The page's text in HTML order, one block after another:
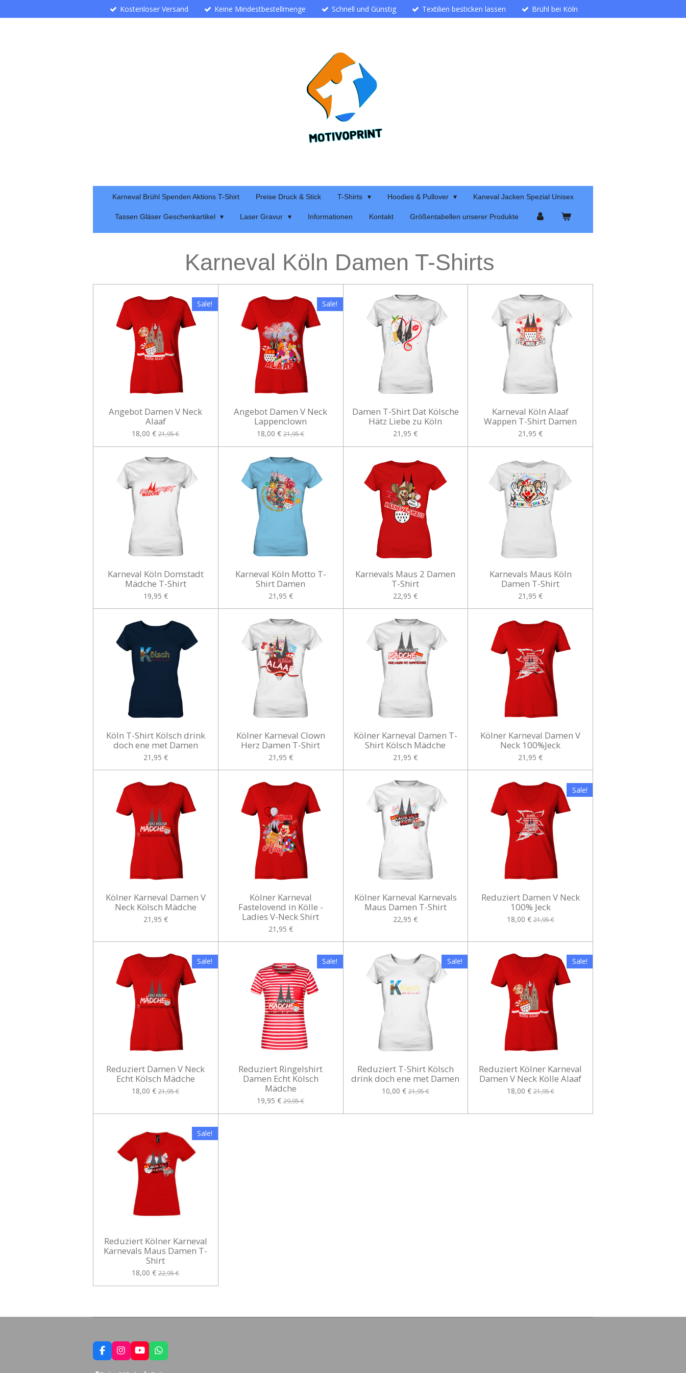
Hauptinhalt
Kostenloser Versand Keine Mindestbestellmenge Schnell und Günstig Textilien besticken lassen Brühl bei Köln
Karneval Brühl Spenden Aktions T-Shirt Preise Druck & Stick T-Shirts Hoodies & Pullover Kaneval Jacken Spezial Unisex
Tassen Gläser Geschenkartikel Laser Gravur Informationen Kontakt Größentabellen unserer Produkte
Karneval Köln Damen T-Shirts
Sale!
Angebot Damen V Neck
Alaaf
18,00 € 21,95 €
Sale!
Angebot Damen V Neck
Lappenclown
18,00 € 21,95 €
Damen T-Shirt Dat Kölsche
Hätz Liebe zu Köln
21,95 €
Karneval Köln Alaaf
Wappen T-Shirt Damen
21,95 €
Karneval Köln Domstadt
Mädche T-Shirt
19,95 €
Karneval Köln Motto T-
Shirt Damen
21,95 €
Karnevals Maus 2 Damen
T-Shirt
22,95 €
Karnevals Maus Köln
Damen T-Shirt
21,95 €
Köln T-Shirt Kölsch drink
doch ene met Damen
21,95 €
Kölner Karneval Clown
Herz Damen T-Shirt
21,95 €
Kölner Karneval Damen T-
Shirt Kölsch Mädche
21,95 €
Kölner Karneval Damen V
Neck 100%Jeck
21,95 €
Kölner Karneval Damen V
Neck Kölsch Mädche
21,95 €
Kölner Karneval
Fastelovend in Kölle -
Ladies V-Neck Shirt
21,95 €
Kölner Karneval Karnevals
Maus Damen T-Shirt
22,95 €
Sale!
Reduziert Damen V Neck
100% Jeck
18,00 € 21,95 €
Sale!
Reduziert Damen V Neck
Echt Kölsch Mädche
18,00 € 21,95 €
Sale!
Reduziert Ringelshirt
Damen Echt Kölsch
Mädche
19,95 € 29,95 €
Sale!
Reduziert T-Shirt Kölsch
drink doch ene met Damen
10,00 € 21,95 €
Sale!
Reduziert Kölner Karneval
Damen V Neck Kölle Alaaf
18,00 € 21,95 €
Sale!
Reduziert Kölner Karneval
Karnevals Maus Damen T-
Shirt
18,00 € 22,95 €
F
a
I
n
Y
o
W
h
a